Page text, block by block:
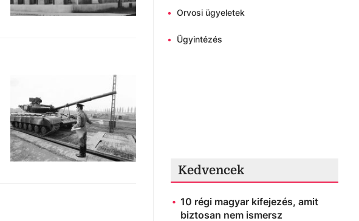
• Orvosi ügyeletek
• Ügyintézés
Kedvencek
10 régi magyar kifejezés, amit
biztosan nem ismersz